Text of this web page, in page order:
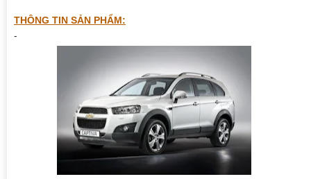
THÔNG TIN SẢN PHẨM:
-